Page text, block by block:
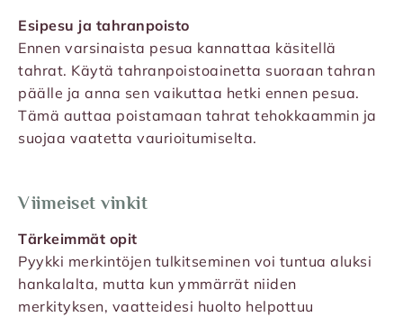
Esipesu ja tahranpoisto
Ennen varsinaista pesua kannattaa käsitellä
tahrat. Käytä tahranpoistoainetta suoraan tahran
päälle ja anna sen vaikuttaa hetki ennen pesua.
Tämä auttaa poistamaan tahrat tehokkaammin ja
suojaa vaatetta vaurioitumiselta.
Viimeiset vinkit
Tärkeimmät opit
Pyykki merkintöjen tulkitseminen voi tuntua aluksi
hankalalta, mutta kun ymmärrät niiden
merkityksen, vaatteidesi huolto helpottuu